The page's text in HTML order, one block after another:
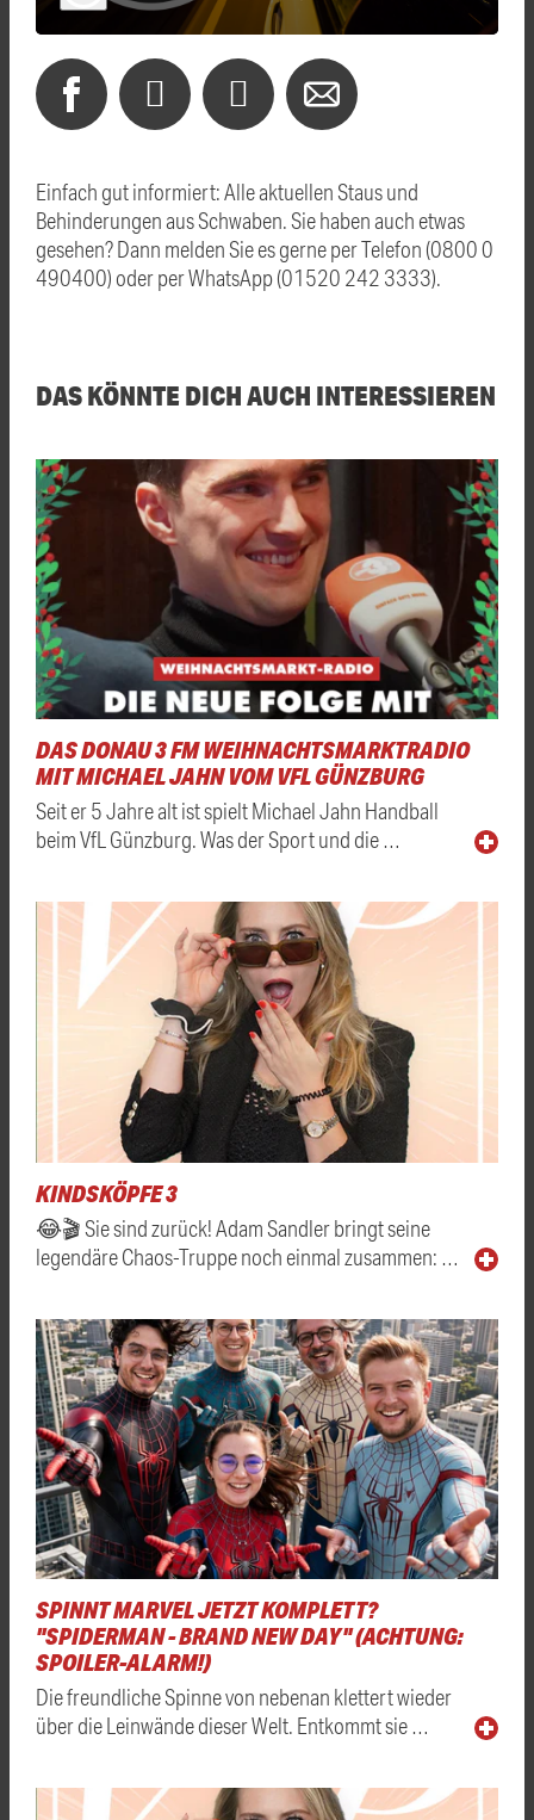
Einfach gut informiert: Alle aktuellen Staus und
Behinderungen aus Schwaben. Sie haben auch etwas
gesehen? Dann melden Sie es gerne per Telefon (0800 0
490400) oder per WhatsApp (01520 242 3333).
DAS KÖNNTE DICH AUCH INTERESSIEREN
DAS DONAU 3 FM WEIHNACHTSMARKTRADIO
MIT MICHAEL JAHN VOM VFL GÜNZBURG
Seit er 5 Jahre alt ist spielt Michael Jahn Handball
beim VfL Günzburg. Was der Sport und die …
KINDSKÖPFE 3
😂🎬 Sie sind zurück! Adam Sandler bringt seine
legendäre Chaos-Truppe noch einmal zusammen: …
SPINNT MARVEL JETZT KOMPLETT?
"SPIDERMAN - BRAND NEW DAY" (ACHTUNG:
SPOILER-ALARM!)
Die freundliche Spinne von nebenan klettert wieder
über die Leinwände dieser Welt. Entkommt sie …